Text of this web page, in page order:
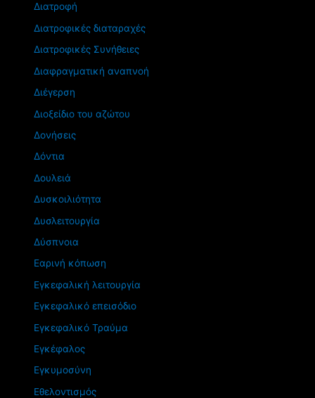
Διατροφή
Διατροφικές διαταραχές
Διατροφικές Συνήθειες
Διαφραγματική αναπνοή
Διέγερση
Διοξείδιο του αζώτου
Δονήσεις
Δόντια
Δουλειά
Δυσκοιλιότητα
Δυσλειτουργία
Δύσπνοια
Εαρινή κόπωση
Εγκεφαλική λειτουργία
Εγκεφαλικό επεισόδιο
Εγκεφαλικό Τραύμα
Εγκέφαλος
Εγκυμοσύνη
Εθελοντισμός